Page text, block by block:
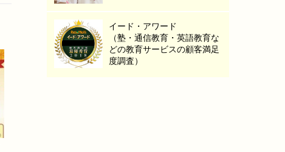
イード・アワード
（塾・通信教育・英語教育な
どの教育サービスの顧客満足
度調査）